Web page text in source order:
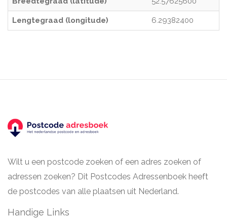
Lengtegraad (longitude) 6.29382400
Wilt u een postcode zoeken of een adres zoeken of
adressen zoeken? Dit Postcodes Adressenboek heeft
de postcodes van alle plaatsen uit Nederland.
Handige Links